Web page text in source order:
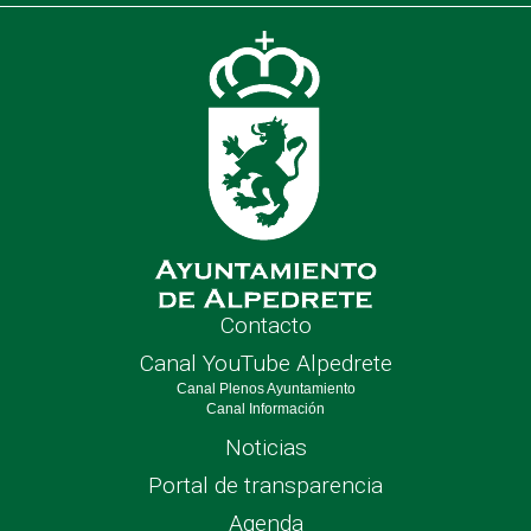
de
Contacto
Canal YouTube Alpedrete
Canal Plenos Ayuntamiento
Canal Información
Noticias
Portal de transparencia
Agenda